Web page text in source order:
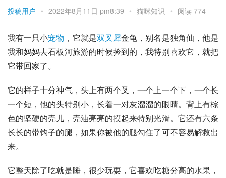
投稿用户 • 2022年8月11日 pm8:39 • 猫咪知识 • 阅读 774
我有一只小宠物 ，它就是双叉犀金龟 ，别名是独角仙 ，他是
我和妈妈去石板河旅游的时候捡到的，我特别喜欢它，就把
它带回家了。
它的样子十分神气，头上有两个叉，一个上一个下，一个长
一个短，他的头特别小，长着一对灰溜溜的眼睛。背上有棕
色的坚硬的壳儿，壳油亮亮的摸起来特别光滑。它还有六条
长长的带钩子的腿，如果你被他的腿勾住了可不容易解救出
来。
它整天除了吃就是睡，很少玩耍，它喜欢吃糖分高的水果，